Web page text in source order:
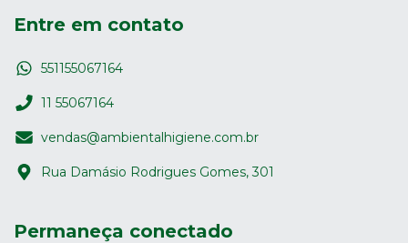
Entre em contato
551155067164
11 55067164
vendas@ambientalhigiene.com.br
Rua Damásio Rodrigues Gomes, 301
Permaneça conectado